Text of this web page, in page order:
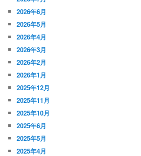
ー
シ
ョ
ン
2026年6月
2026年5月
2026年4月
2026年3月
2026年2月
2026年1月
2025年12月
2025年11月
2025年10月
2025年6月
2025年5月
2025年4月